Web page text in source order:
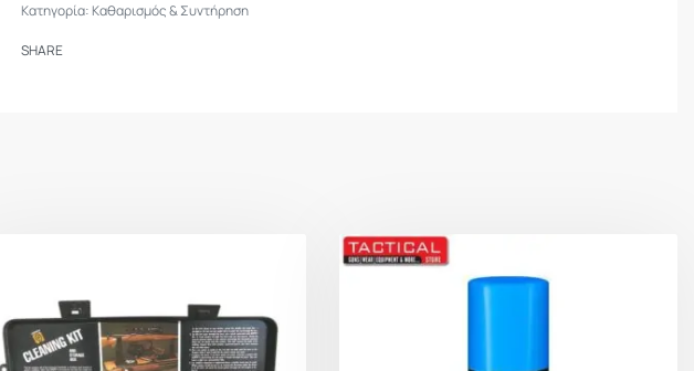
Κατηγορία: Καθαρισμός & Συντήρηση
SHARE